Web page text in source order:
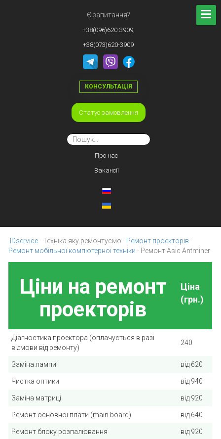
Є запитання?
+38(096)620-3909,
+38(073)620-3909
КОНСУЛЬТАЦІЯ
Статус замовлення
Про нас
Вакансії
IDservice - Техніка яку ремонтуємо - Ремонт проекторів -
Ремонт мобільної компютерної техніки - Ремонт Asic Antminer
Ціни на ремонт
проекторів
Ціна
(грн.)
Діагностика проектора (оплачується в разі
відмови від ремонту)
240
Заміна лампи від 620
Чистка оптики від 940
Заміна матриці від 920
Ремонт основної плати (main board) від 640
Ремонт блоку розпалювання від 920